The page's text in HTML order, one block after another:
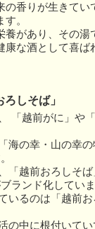
の香りが生きてい
。
があり、その湯
康な酒として喜ば
しそば」
「越前がに」や
海の幸・山の幸
「越前おろしそ
ランド化してい
いるのは「越前
の中に根付いて